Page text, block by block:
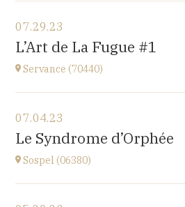
Taüll (Vall de Boí) - ESPAGNE
église
at21H00
07.29.23
L’Art de La Fugue #1
Servance (70440)
Eglise de Servance
at17H
Go to site
07.04.23
Le Syndrome d’Orphée
Sospel (06380)